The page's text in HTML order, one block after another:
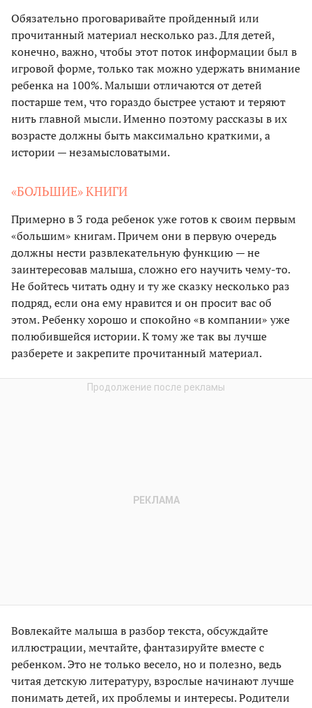
Обязательно проговаривайте пройденный или
прочитанный материал несколько раз. Для детей,
конечно, важно, чтобы этот поток информации был в
игровой форме, только так можно удержать внимание
ребенка на 100%. Малыши отличаются от детей
постарше тем, что гораздо быстрее устают и теряют
нить главной мысли. Именно поэтому рассказы в их
возрасте должны быть максимально краткими, а
истории — незамысловатыми.
«БОЛЬШИЕ» КНИГИ
Примерно в 3 года ребенок уже готов к своим первым
«большим» книгам. Причем они в первую очередь
должны нести развлекательную функцию — не
заинтересовав малыша, сложно его научить чему-то.
Не бойтесь читать одну и ту же сказку несколько раз
подряд, если она ему нравится и он просит вас об
этом. Ребенку хорошо и спокойно «в компании» уже
полюбившейся истории. К тому же так вы лучше
разберете и закрепите прочитанный материал.
Вовлекайте малыша в разбор текста, обсуждайте
иллюстрации, мечтайте, фантазируйте вместе с
ребенком. Это не только весело, но и полезно, ведь
читая детскую литературу, взрослые начинают лучше
понимать детей, их проблемы и интересы. Родители